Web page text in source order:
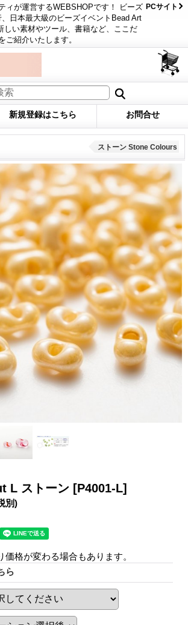
ィが運営するWEBSHOPです！ ビーズ
日本最大級のビーズイベントBead Art
しい素材やツール、書籍など、ここだ
ご紹介いたします。
PCサイト
新規登録はこちら お問合せ
ストーン Stone Colours
L ストーン [P4001-L]
別)
価格が変わる場合もあります。
ら